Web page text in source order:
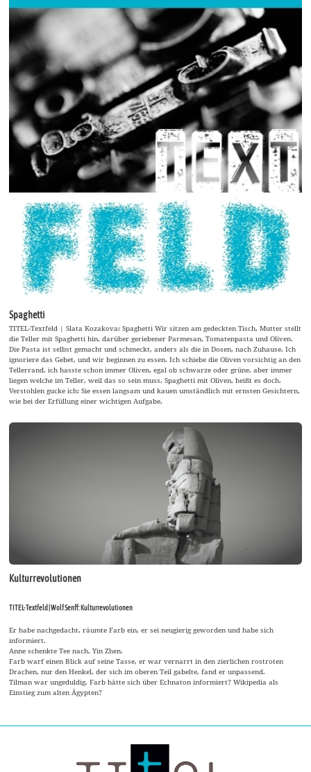
Spaghetti
TITEL-Textfeld | Slata Kozakova: Spaghetti Wir sitzen am gedeckten Tisch, Mutter stellt
die Teller mit Spaghetti hin, darüber geriebener Parmesan, Tomatenpasta und Oliven.
Die Pasta ist selbst gemacht und schmeckt, anders als die in Dosen, nach Zuhause. Ich
ignoriere das Gebet, und wir beginnen zu essen. Ich schiebe die Oliven vorsichtig an den
Tellerrand, ich hasste schon immer Oliven, egal ob schwarze oder grüne, aber immer
liegen welche im Teller, weil das so sein muss, Spaghetti mit Oliven, heißt es doch.
Verstohlen gucke ich: Sie essen langsam und kauen umständlich mit ernsten Gesichtern,
wie bei der Erfüllung einer wichtigen Aufgabe,
Kulturrevolutionen
TITEL-Textfeld | Wolf Senff: Kulturrevolutionen
Er habe nachgedacht, räumte Farb ein, er sei neugierig geworden und habe sich
informiert.
Anne schenkte Tee nach, Yin Zhen.
Farb warf einen Blick auf seine Tasse, er war vernarrt in den zierlichen rostroten
Drachen, nur den Henkel, der sich im oberen Teil gabelte, fand er unpassend.
Tilman war ungeduldig. Farb hätte sich über Echnaton informiert? Wikipedia als
Einstieg zum alten Ägypten?